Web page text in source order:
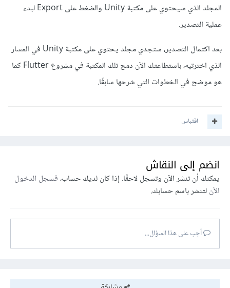
انسخي محتويات مجلد Unity الذي قمتي بتصديره كـ
Library إلى مجلد android في مشروع Flutter.
افتحي ملف android/settings.gradle وأضيفي ما
يلي:
افتحي ملف android/app/build.gradle وأضيفي ما
يلي في قسم dependencies:
project(':unityLibrary')
المجلد الذي سيحتوي على مكتبة Unity والضغط على Export لبدء
عملية التصدير.
بعد اكتمال التصدير، ستجدي مجلد يحتوي على مكتبة Unity في المسار
الذي اخترتيه، باستطاعتك الآن دمج تلك المكتبة في مشروع Flutter كما
هو موضح في الخطوات التي شرحها سابقًا.
اقتباس
انضم إلى النقاش
يمكنك أن تنشر الآن وتسجل لاحقًا. إذا كان لديك حساب،فسجل الدخول
الآنلتنشر باسم حسابك.
أجب على هذا السؤال...